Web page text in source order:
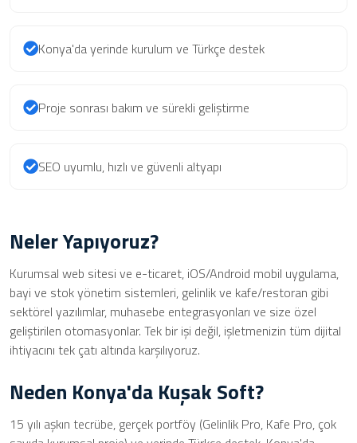
Konya'da yerinde kurulum ve Türkçe destek
Proje sonrası bakım ve sürekli geliştirme
SEO uyumlu, hızlı ve güvenli altyapı
Neler Yapıyoruz?
Kurumsal web sitesi ve e-ticaret, iOS/Android mobil uygulama,
bayi ve stok yönetim sistemleri, gelinlik ve kafe/restoran gibi
sektörel yazılımlar, muhasebe entegrasyonları ve size özel
geliştirilen otomasyonlar. Tek bir işi değil, işletmenizin tüm dijital
ihtiyacını tek çatı altında karşılıyoruz.
Neden Konya'da Kuşak Soft?
15 yılı aşkın tecrübe, gerçek portföy (Gelinlik Pro, Kafe Pro, çok